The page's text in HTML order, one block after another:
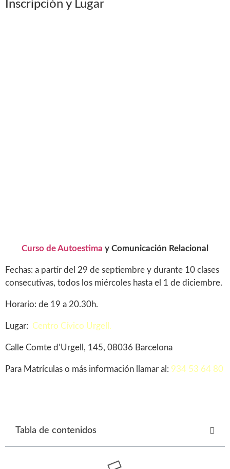
Inscripción y Lugar
Curso de Autoestima y Comunicación Relacional
Fechas: a partir del 29 de septiembre y durante 10 clases
consecutivas, todos los miércoles hasta el 1 de diciembre.
Horario: de 19 a 20.30h.
Lugar: Centro Cívico Urgell.
Calle Comte d’Urgell, 145, 08036 Barcelona
Para Matrículas o más información llamar al: 934 53 64 80
Tabla de contenidos